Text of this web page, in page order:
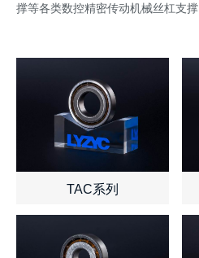
撑等各类数控精密传动机械丝杠支撑
TAC系列